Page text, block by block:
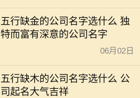
五行缺金的公司名字选什么 独
特而富有深意的公司名字
06月02日
五行缺木的公司名字选什么 公
司起名大气吉祥